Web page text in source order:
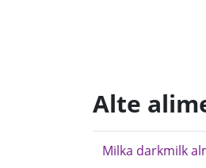
Alte
Milka darkmilk